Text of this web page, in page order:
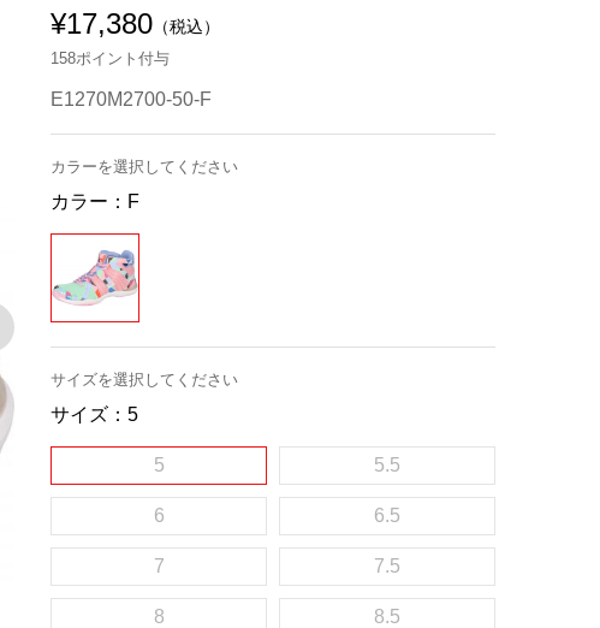
¥17,380 （税込）
158ポイント付与
E1270M2700-50-F
カラーを選択してください
カラー： F
サイズを選択してください
サイズ： 5
5 5.5
6 6.5
7 7.5
8 8.5